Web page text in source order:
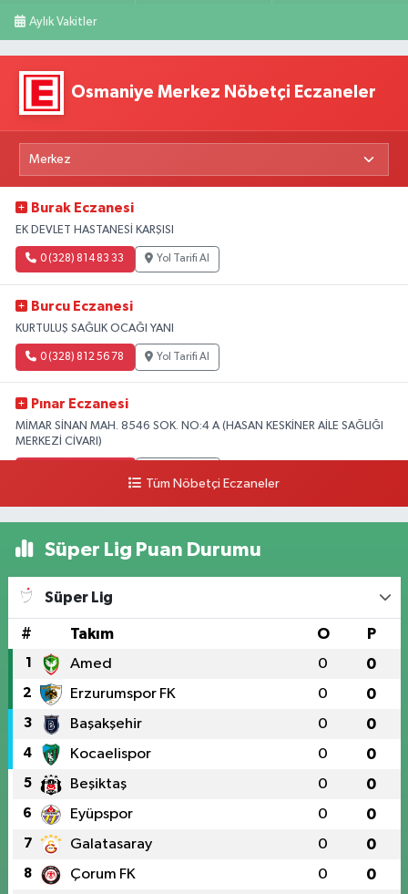
Aylık Vakitler
Osmaniye Merkez Nöbetçi Eczaneler
Burak Eczanesi
EK DEVLET HASTANESİ KARŞISI
0 (328) 814 83 33 Yol Tarifi Al
Burcu Eczanesi
KURTULUŞ SAĞLIK OCAĞI YANI
0 (328) 812 56 78 Yol Tarifi Al
Pınar Eczanesi
MİMAR SİNAN MAH. 8546 SOK. NO:4 A (HASAN KESKİNER AİLE SAĞLIĞI
MERKEZİ CİVARI)
Tüm Nöbetçi Eczaneler
Süper Lig Puan Durumu
Süper Lig
# Takım O P
1 Amed 0 0
2 Erzurumspor FK 0 0
3 Başakşehir 0 0
4 Kocaelispor 0 0
5 Beşiktaş 0 0
6 Eyüpspor 0 0
7 Galatasaray 0 0
8 Çorum FK 0 0